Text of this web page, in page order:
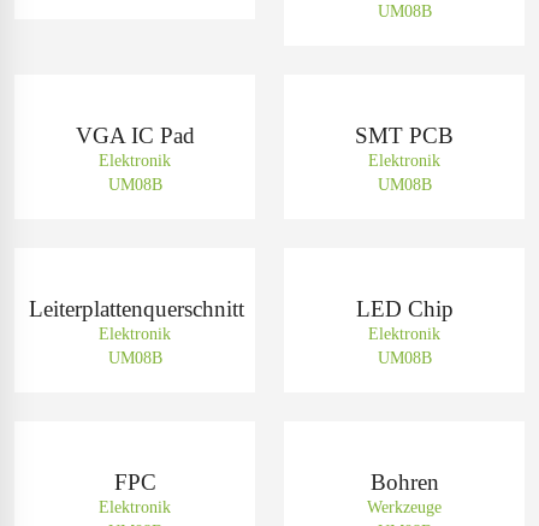
UM08B
VGA IC Pad
Elektronik
UM08B
SMT PCB
Elektronik
UM08B
Leiterplattenquerschnitt
Elektronik
UM08B
LED Chip
Elektronik
UM08B
FPC
Elektronik
Bohren
Werkzeuge